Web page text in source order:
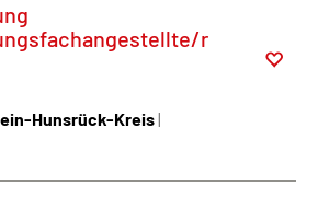
r
Hunsrück-Kreis|